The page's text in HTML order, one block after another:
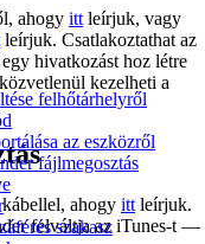
felhőtárhelyről
az eszközről
fájlmegosztás
szakasz
ahogy itt leírjuk, vagy
leírjuk. Csatlakoztathat az
hivatkozást hoz létre
kezelheti a
ahogy itt leírjuk.
felváltja az iTunes-t —